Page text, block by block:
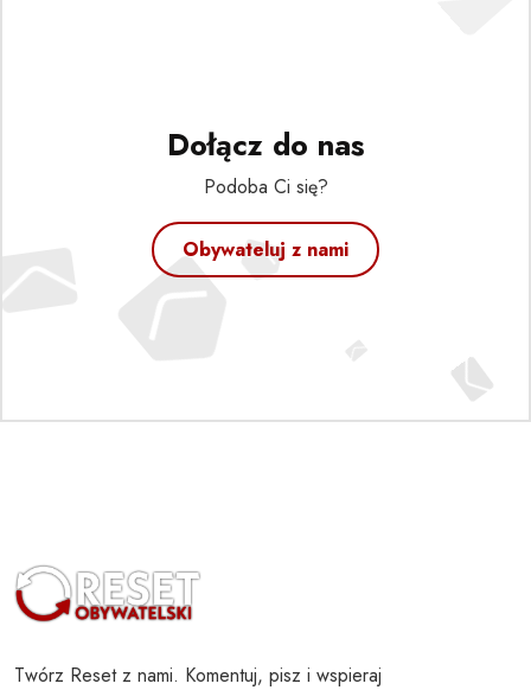
Dołącz do nas
Podoba Ci się?
Obywateluj z nami
Twórz Reset z nami. Komentuj, pisz i wspieraj